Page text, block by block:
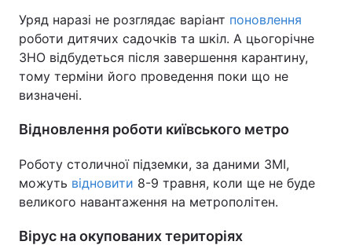
Уряд наразі не розглядає варіант поновлення
роботи дитячих садочків та шкіл. А цьогорічне
ЗНО відбудеться після завершення карантину,
тому терміни його проведення поки що не
визначені.
Відновлення роботи київського метро
Роботу столичної підземки, за даними ЗМІ,
можуть відновити 8-9 травня, коли ще не буде
великого навантаження на метрополітен.
Вірус на окупованих територіях